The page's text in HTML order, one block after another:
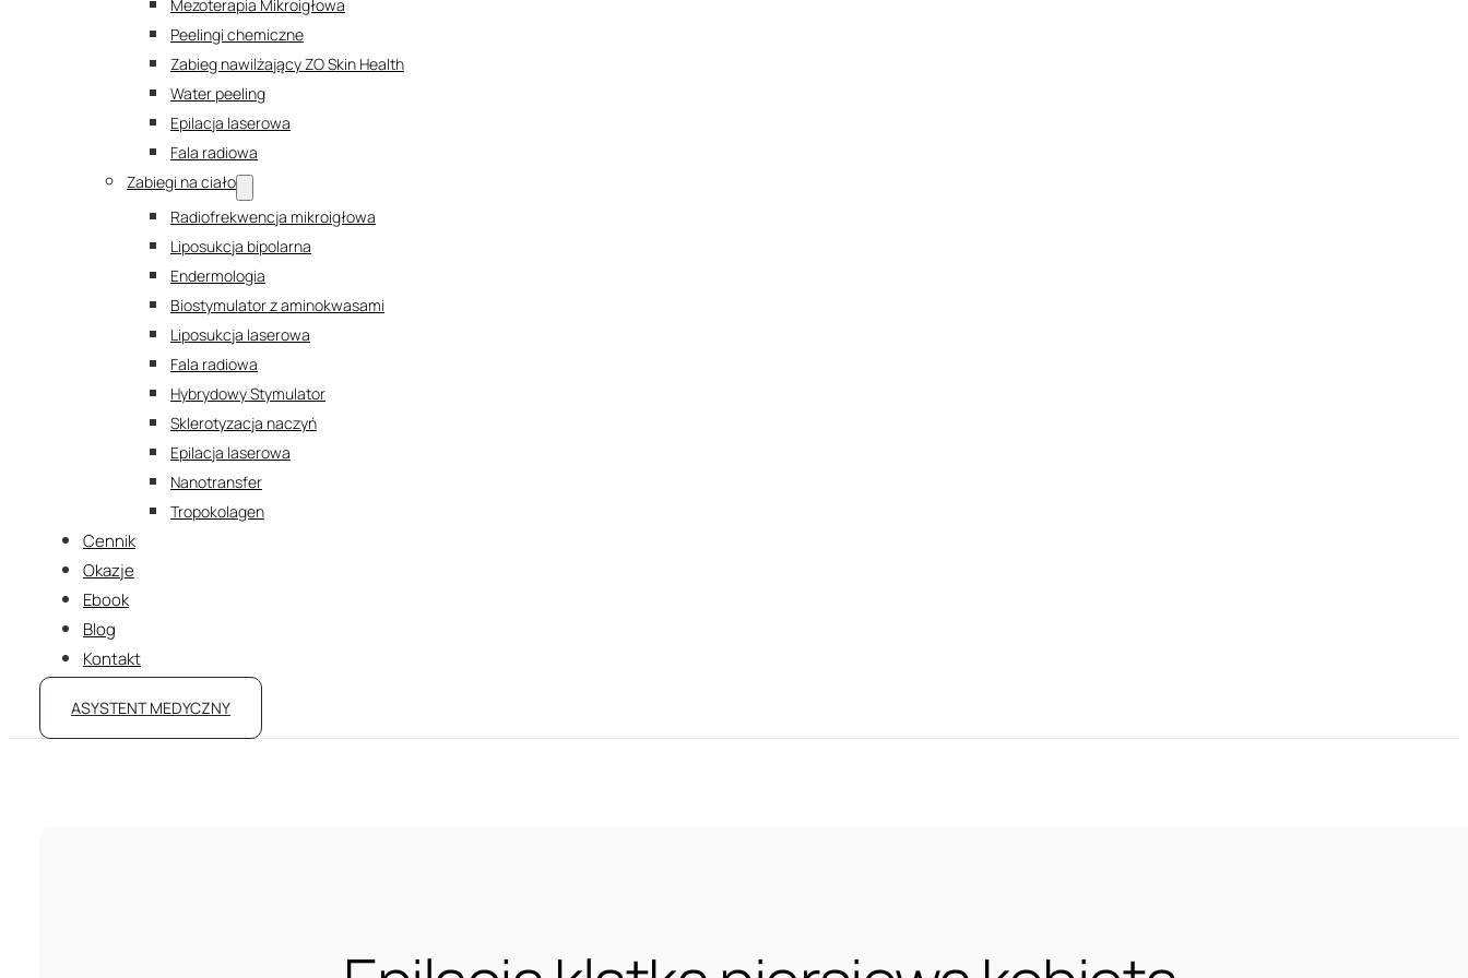
Mezoterapia Mikroigłowa
Peelingi chemiczne
Zabieg nawilżający ZO Skin Health
Water peeling
Epilacja laserowa
Fala radiowa
Zabiegi na ciało
Radiofrekwencja mikroigłowa
Liposukcja bipolarna
Endermologia
Biostymulator z aminokwasami
Liposukcja laserowa
Fala radiowa
Hybrydowy Stymulator
Sklerotyzacja naczyń
Epilacja laserowa
Nanotransfer
Tropokolagen
Cennik
Okazje
Ebook
Blog
Kontakt
ASYSTENT MEDYCZNY